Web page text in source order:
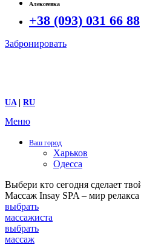
Алексеевка
+38 (093) 031 66 88
Забронировать
UA| RU
Меню
Ваш город
Харьков
Одесса
Выбери кто сегодня сделает
Массаж Insay SPA – мир релакса
выбрать
массажиста
выбрать
массаж